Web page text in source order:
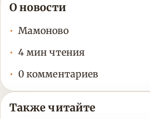
О новости
Мамоново
4 мин чтения
0 комментариев
Также читайте